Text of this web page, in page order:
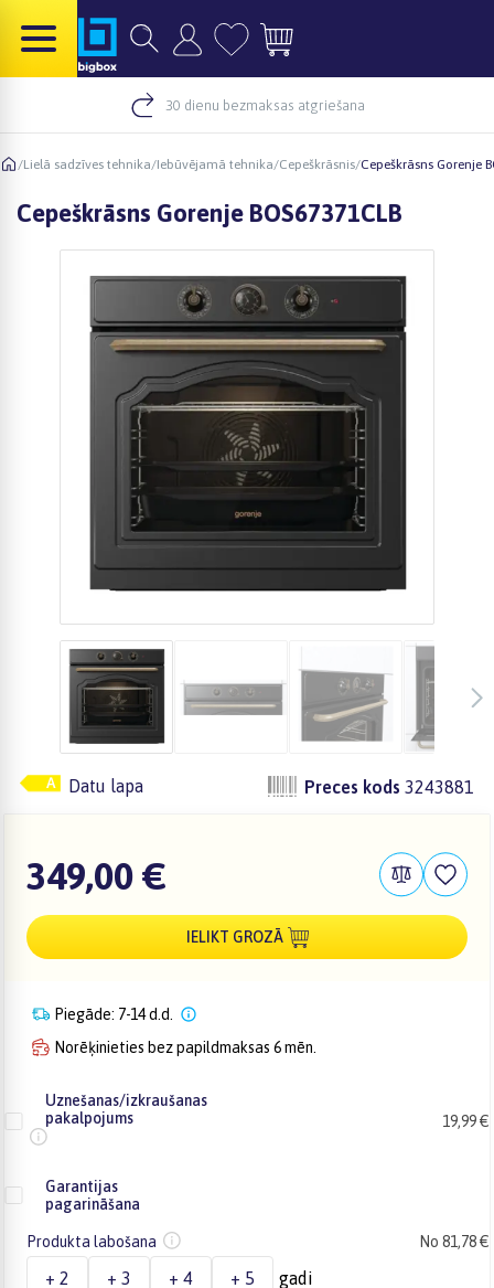
30 dienu bezmaksas atgriešana
/Lielā sadzīves tehnika/Iebūvējamā tehnika/Cepeškrāsnis/Cepeškrāsns Gorenje
Cepeškrāsns Gorenje BOS67371CLB
Datu lapa Preces kods 3243881
349,00 €
IELIKT GROZĀ
Piegāde: 7-14 d.d.
Norēķinieties bez papildmaksas 6 mēn.
Uznešanas/izkraušanas
pakalpojums
19,99 €
Garantijas
pagarināšana
Produkta labošana No 81,78 €
+ 2 + 3 + 4 + 5 gadi